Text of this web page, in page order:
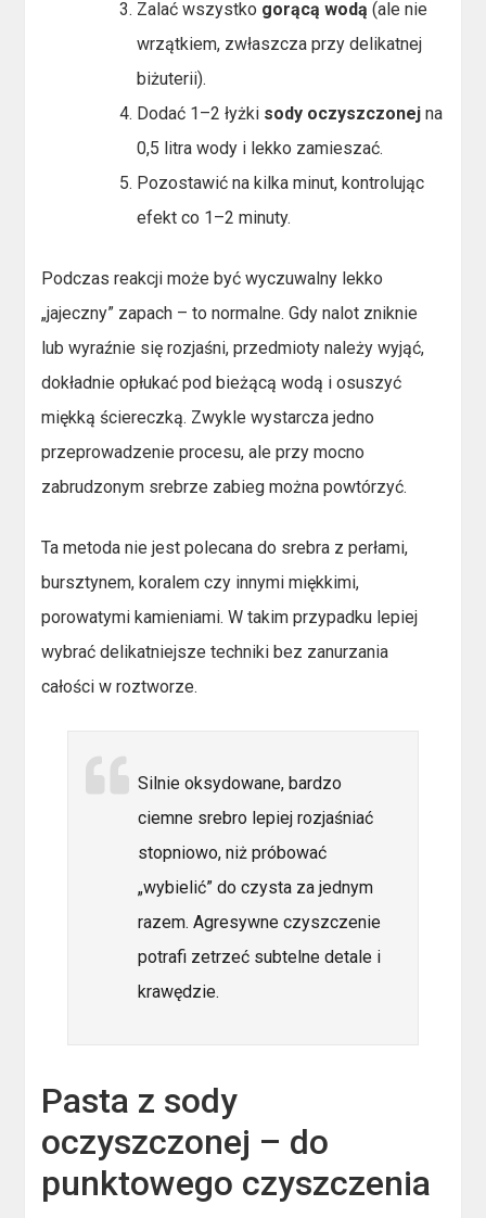
Zalać wszystko gorącą wodą (ale nie
wrzątkiem, zwłaszcza przy delikatnej
biżuterii).
Dodać 1–2 łyżki sody oczyszczonej na
0,5 litra wody i lekko zamieszać.
Pozostawić na kilka minut, kontrolując
efekt co 1–2 minuty.
Podczas reakcji może być wyczuwalny lekko
„jajeczny” zapach – to normalne. Gdy nalot zniknie
lub wyraźnie się rozjaśni, przedmioty należy wyjąć,
dokładnie opłukać pod bieżącą wodą i osuszyć
miękką ściereczką. Zwykle wystarcza jedno
przeprowadzenie procesu, ale przy mocno
zabrudzonym srebrze zabieg można powtórzyć.
Ta metoda nie jest polecana do srebra z perłami,
bursztynem, koralem czy innymi miękkimi,
porowatymi kamieniami. W takim przypadku lepiej
wybrać delikatniejsze techniki bez zanurzania
całości w roztworze.
Silnie oksydowane, bardzo
ciemne srebro lepiej rozjaśniać
stopniowo, niż próbować
„wybielić” do czysta za jednym
razem. Agresywne czyszczenie
potrafi zetrzeć subtelne detale i
krawędzie.
Pasta z sody
oczyszczonej – do
punktowego czyszczenia